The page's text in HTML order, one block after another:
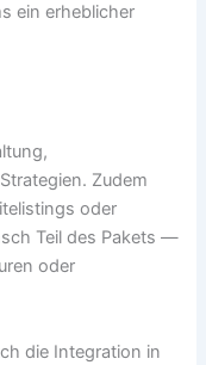
ein erheblicher
Zudem
oder
Teil des Pakets —
oder
die Integration in